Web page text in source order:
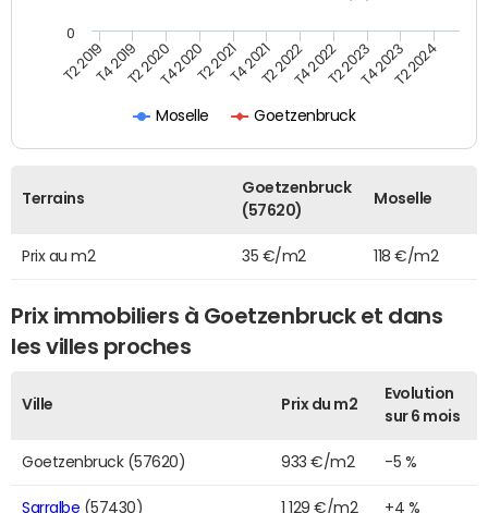
Moselle Goetzenbruck
T2 2019T4 2019T2 2020T4 2020T2 2021T4 2021T2 2022T4 2022T2 2023T4 2023T2 2024
0
Terrains
Goetzenbruck
(57620)
Moselle
Prix au m2 35 €/m2 118 €/m2
Prix immobiliers à Goetzenbruck et dans
les villes proches
Ville Prix du m2
Evolution
sur 6 mois
Goetzenbruck (57620) 933 €/m2 -5 %
Sarralbe (57430) 1 129 €/m2 +4 %